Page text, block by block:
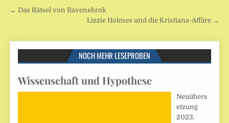
Beitragsnavigation
← Das Rätsel von Ravensbrok
Lizzie Holmes und die Kristiana-Affäre →
NOCH MEHR LESEPROBEN
Wissenschaft und Hypothese
Neuübers
etzung
2023.